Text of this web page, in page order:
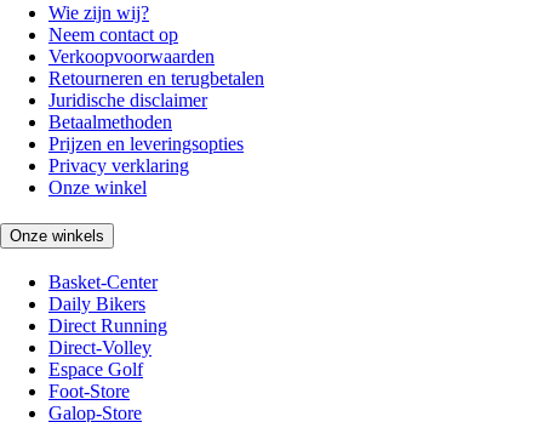
Wie zijn wij?
Neem contact op
Verkoopvoorwaarden
Retourneren en terugbetalen
Juridische disclaimer
Betaalmethoden
Prijzen en leveringsopties
Privacy verklaring
Onze winkel
Onze winkels
Basket-Center
Daily Bikers
Direct Running
Direct-Volley
Espace Golf
Foot-Store
Galop-Store